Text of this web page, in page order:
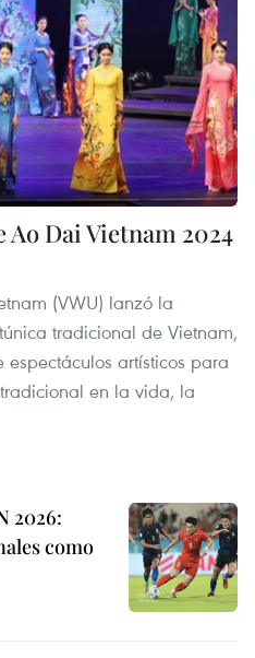
Ao Dai Vietnam 2024
(VWU) lanzó la
tradicional de Vietnam,
artísticos para
en la vida, la
2026:
como